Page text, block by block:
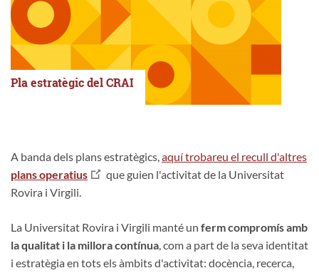
Pla estratègic del CRAI
A banda dels plans estratègics,aquí trobareu el recull d'altres
plans operatius
que guien l'activitat de la Universitat
Rovira i Virgili.
La Universitat Rovira i Virgili manté un ferm compromís amb
la qualitat i la millora contínua, com a part de la seva identitat
i estratègia en tots els àmbits d'activitat: docència, recerca,